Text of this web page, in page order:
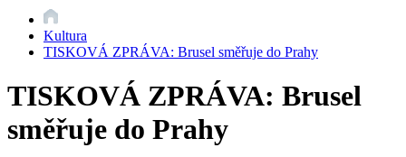
Kultura
TISKOVÁ ZPRÁVA: Brusel směřuje do Prahy
TISKOVÁ ZPRÁVA: Brusel
směřuje do Prahy